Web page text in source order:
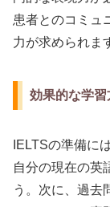
患者とのコミュ
力が求められま
効果的な学習
IELTSの準備に
自分の現在の英
う。次に、過去